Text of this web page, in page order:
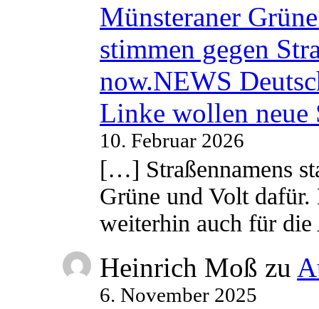
Münsteraner
stimmen gegen
now.NEWS
Linke wollen neue
10. Februar 2026
[…] Straßennamens
Grüne und Volt
weiterhin auch für
Heinrich Moß zu
6. November 2025